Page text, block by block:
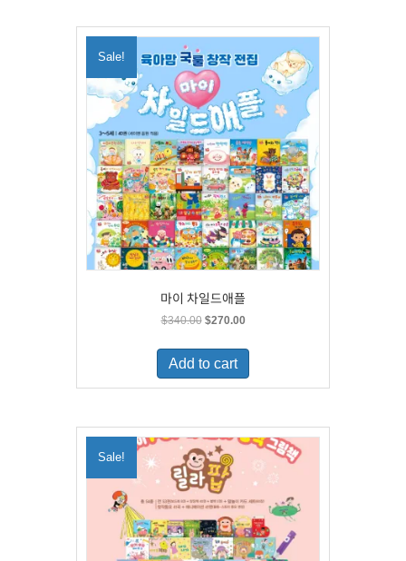
Sale!
마이 차일드애플
$340.00 Original
was:
$340.00.
$270.00Current
is:
Add to cart
Sale!